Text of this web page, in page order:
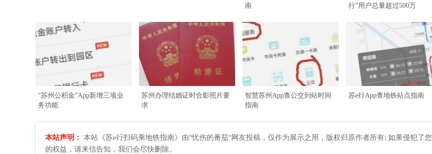
南
行”用户总量超过500万
“苏州公积金”App新增三项业
务功能
苏州办理结婚证时合影照片要
求
智慧苏州App查公交到站时间
指南
苏e行App查地铁站点指南
本站声明：
本站《苏e行扫码乘地铁指南》由"忧伤的番茄"网友投稿，仅作为展示之用，版权归原作者所有; 如果侵犯了您
的权益，请来信告知，我们会尽快删除。